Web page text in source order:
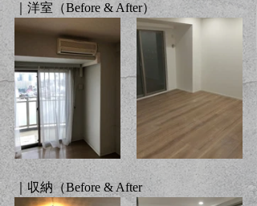
｜洋室（Before & After）
｜収納（Before & After